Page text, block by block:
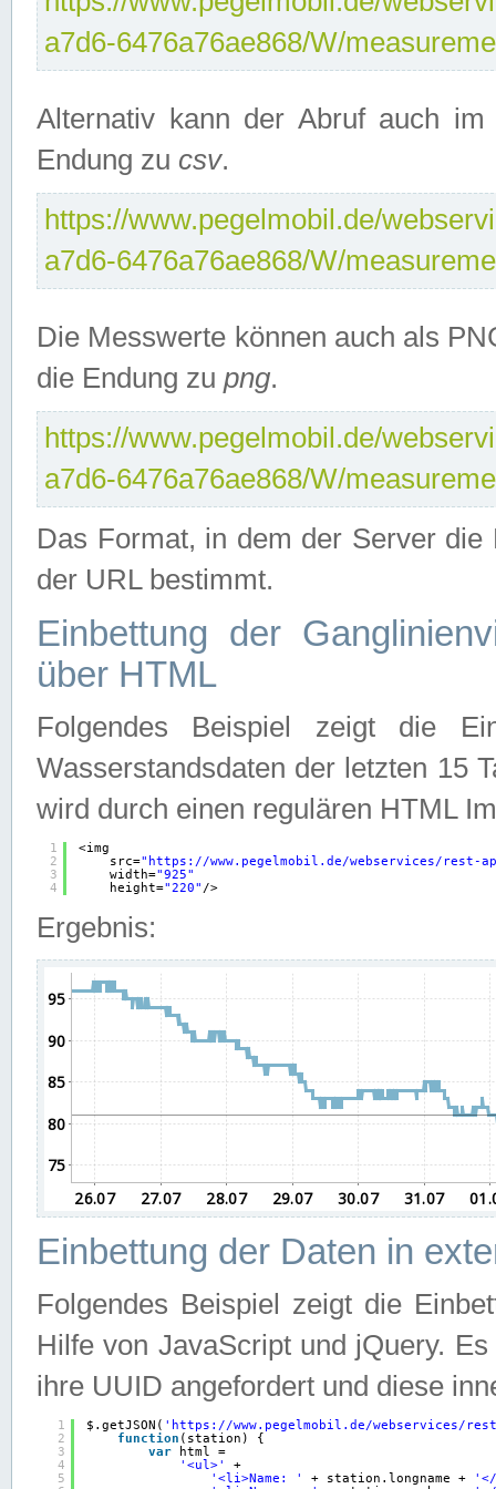
a7d6-6476a76ae868/W/
Alternativ kann der Abruf auch
Endung zu csv.
https://www.pegelmobil.de/
a7d6-6476a76ae868/W/
Die Messwerte können auch als
die Endung zu png.
https://www.pegelmobil.de/
a7d6-6476a76ae868/W/
Das Format, in dem der Server
der URL bestimmt.
Einbettung der
über HTML
Folgendes Beispiel zeigt die
Wasserstandsdaten der letzten 15
wird durch einen regulären HTML
1
2
3
4
<img
src=" https://www.pegelmobil.de/webservices/rest-
width="925"
height="220" />
Ergebnis:
Einbettung der Daten in
Folgendes Beispiel zeigt die
Hilfe von JavaScript und jQuery.
ihre UUID angefordert und diese
1
2
3
4
5
$.getJSON( ' https://www.pegelmobil.de/webservices/
function (station) {
var
html =
'<ul>'
+
'<li>Name: '
+ station.longname +